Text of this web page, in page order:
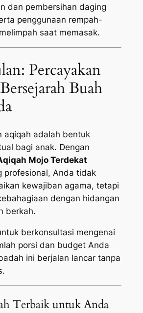
dan pembersihan daging
penggunaan rempah-
saat memasak.
Percayakan
Buah
aqiqah adalah bentuk
bagi anak. Dengan
Mojo Terdekat
profesional, Anda tidak
kewajiban agama, tetapi
dengan hidangan
berkah.
berkonsultasi mengenai
porsi dan budget Anda
ini berjalan lancar tanpa
Terbaik untuk Anda